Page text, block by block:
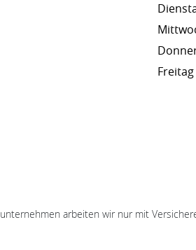
Freitag
arbeiten wir nur mit